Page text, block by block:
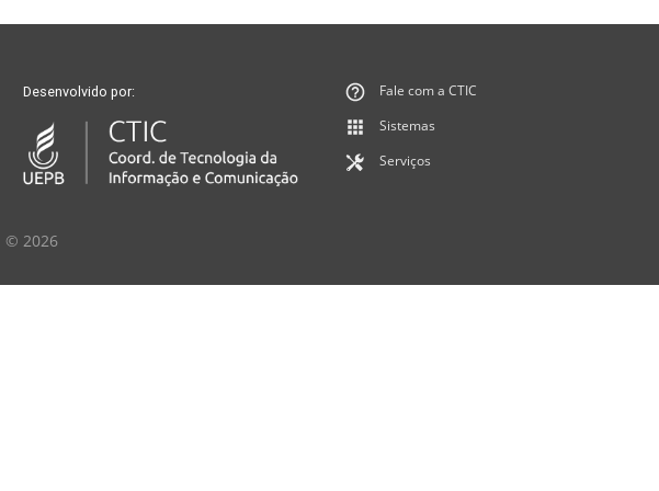
Desenvolvido por:
Fale com a CTIC
Sistemas
Serviços
© 2026